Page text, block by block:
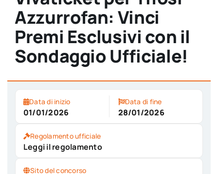
Azzurrofan: Vinci
Premi Esclusivi con il
Sondaggio Ufficiale!
Data di inizio
01/01/2026
Data di fine
28/01/2026
Regolamento ufficiale
Leggi il regolamento
Sito del concorso